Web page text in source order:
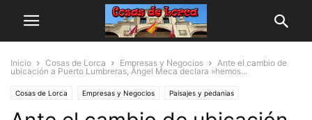
Inicio Cosas de Lorca Empresas y Negocios
Ante el cambio de
ubicación a Puerto Lumbreras, Ángel Meca declara »hemos...
Cosas de Lorca Empresas y Negocios Paisajes y pedanias